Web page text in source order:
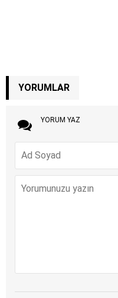
YORUMLAR
YORUM YAZ